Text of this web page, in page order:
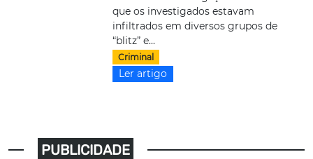
que os investigados estavam
infiltrados em diversos grupos de
“blitz” e...
Criminal
Ler artigo
PUBLICIDADE